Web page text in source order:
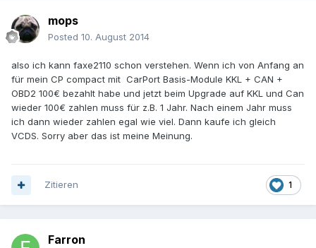
mops
Posted 10. August 2014
also ich kann faxe2110 schon verstehen. Wenn ich von Anfang an
für mein CP compact mit CarPort Basis-Module KKL + CAN +
OBD2 100€ bezahlt habe und jetzt beim Upgrade auf KKL und Can
wieder 100€ zahlen muss für z.B. 1 Jahr. Nach einem Jahr muss
ich dann wieder zahlen egal wie viel. Dann kaufe ich gleich
VCDS. Sorry aber das ist meine Meinung.
1
Zitieren
Farron